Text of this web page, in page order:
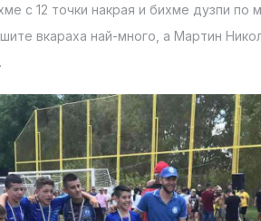
с 12 точки накрая и бихме дузпи
вкараха най-много, а Мартин